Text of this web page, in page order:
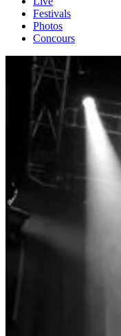
Festivals
Photos
Concours